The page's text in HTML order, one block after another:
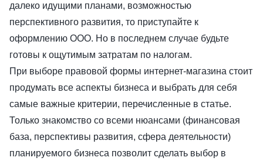
далеко идущими планами, возможностью
перспективного развития, то приступайте к
оформлению ООО. Но в последнем случае будьте
готовы к ощутимым затратам по налогам.
При выборе правовой формы интернет-магазина стоит
продумать все аспекты бизнеса и выбрать для себя
самые важные критерии, перечисленные в статье.
Только знакомство со всеми нюансами (финансовая
база, перспективы развития, сфера деятельности)
планируемого бизнеса позволит сделать выбор в